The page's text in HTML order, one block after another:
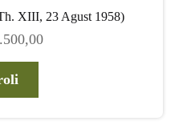
XIII, 23 Agust 1958)